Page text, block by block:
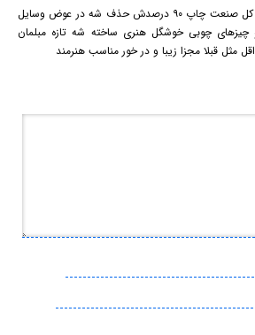
یه فایل باحال که باعث شده کل صنعت چاپ ۹۰ درصدش حذف شه در عوض وسایل
چیزهای چوبی خوشگل هنری ساخته شه تازه مبلمان
مثل قبلا مجزا زیبا و در خور مناسب هنرمند